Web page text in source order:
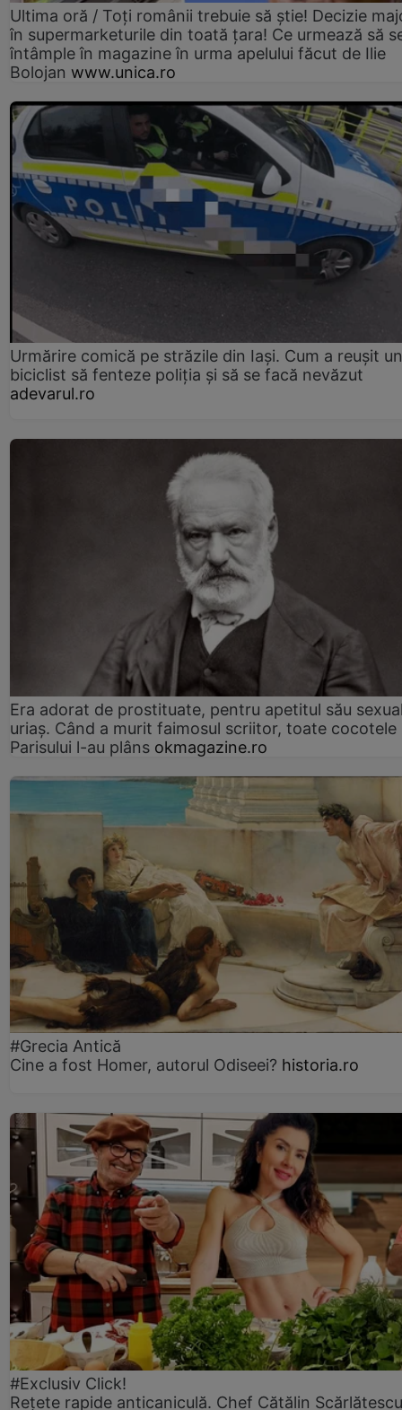
Ultima oră / Toți românii trebuie să știe! Decizie
în supermarketurile din toată țara! Ce urmează să
întâmple în magazine în urma apelului făcut de Ilie
Bolojan www.unica.ro
Urmărire comică pe străzile din Iași. Cum a reușit un
biciclist să fenteze poliția și să se facă nevăzut
adevarul.ro
Era adorat de prostituate, pentru apetitul său
uriaș. Când a murit faimosul scriitor, toate cocotele
Parisului l-au plâns okmagazine.ro
#Grecia Antică
Cine a fost Homer, autorul Odiseei? historia.ro
#Exclusiv Click!
Rețete rapide anticaniculă. Chef Cătălin